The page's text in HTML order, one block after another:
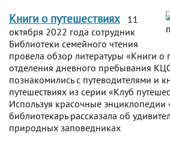
Книги о путешествиях
11
октября 2022 года сотрудник
Библиотеки семейного чтения
провела обзор литературы «Книги о
отделения дневного пребывания
познакомились с путеводителями и
путешествиях из серии «Клуб
Используя красочные энциклопедии
библиотекарь рассказала об
природных заповедниках